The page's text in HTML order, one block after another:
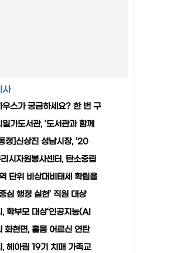
사
우스가 궁금하세요? 한 번 구
가도서관, ‘도서관과 함께
정]신상진 성남시장, ‘20
시자원봉사센터, 탄소중립
단위 비상대비태세 확립을
심 행정 실현’ 직원 대상
학부모 대상‘인공지능(AI
화현면, 홀몸 어르신 연탄
, 헤아림 19기 치매 가족교